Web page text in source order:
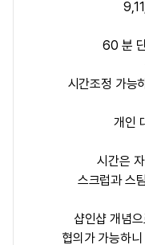
60 분
시간조정 가능
개인
시간은
스크럽과 스
샵인샵 개념
협의가 가능하